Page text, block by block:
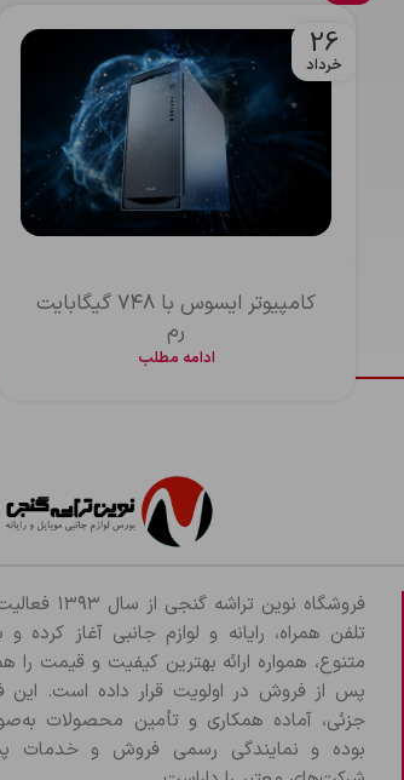
26
خرداد
کامپیوتر ایسوس با ۷۴۸ گیگابایت
رم
ادامه مطلب
فروشگاه
متنوع، همواره ارائه بهترین کیفیت و قیمت
پس از فروش در اولویت قرار داده است. این
جزئی، آماده همکاری و تأمین محصولات
بوده و نمایندگی رسمی فروش و خدمات